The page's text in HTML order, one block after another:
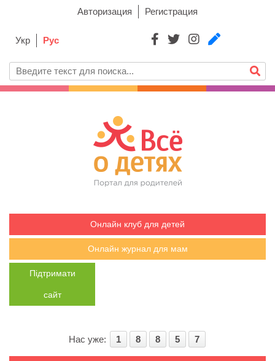
Авторизация Регистрация
Укр Рус
Онлайн клуб для детей
Онлайн журнал для мам
Підтримати
сайт
Нас уже: 1 8 8 5 7